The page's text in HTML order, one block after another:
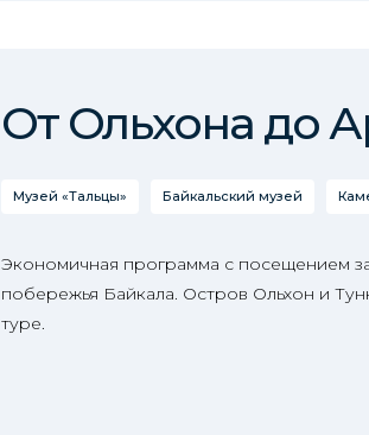
От Ольхона до
Музей «Тальцы» Байкальский музей
Экономичная программа с посещением
побережья Байкала. Остров Ольхон и
туре.